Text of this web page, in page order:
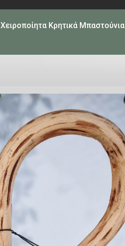
Χειροποίητα Κρητικά Μπαστούνια